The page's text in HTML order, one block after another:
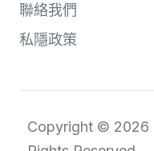
聯絡我們
私隱政策
Copyright © 2026